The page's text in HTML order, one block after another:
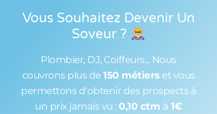
Vous Souhaitez Devenir Un
Soveur ?
Plombier, DJ, Coiffeurs... Nous
couvrons plus de 150 métiers et vous
permettons d'obtenir des prospects à
un prix jamais vu : 0,10 ctm à 1€